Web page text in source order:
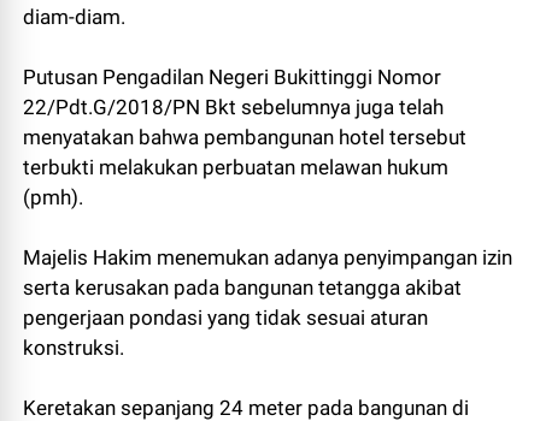
diam-diam.
Putusan Pengadilan Negeri Bukittinggi Nomor
22/Pdt.G/2018/PN Bkt sebelumnya juga telah
menyatakan bahwa pembangunan hotel tersebut
terbukti melakukan perbuatan melawan hukum
(pmh).
Majelis Hakim menemukan adanya penyimpangan izin
serta kerusakan pada bangunan tetangga akibat
pengerjaan pondasi yang tidak sesuai aturan
konstruksi.
Keretakan sepanjang 24 meter pada bangunan di